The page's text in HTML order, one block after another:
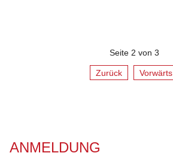
Seite 2 von 3
Zurück Vorwärts
ANMELDUNG